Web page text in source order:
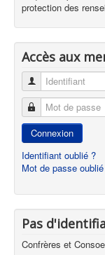
protection des
Accès aux
Identifiant
Mot de passe
Connexion
Identifiant oublié ?
Mot de passe
Pas
Confrères et